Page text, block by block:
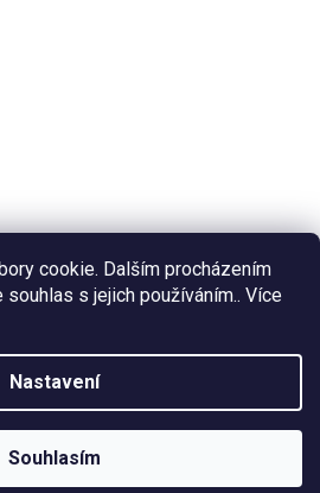
cookie. Dalším procházením
s jejich používáním.. Více
Nastavení
Souhlasím